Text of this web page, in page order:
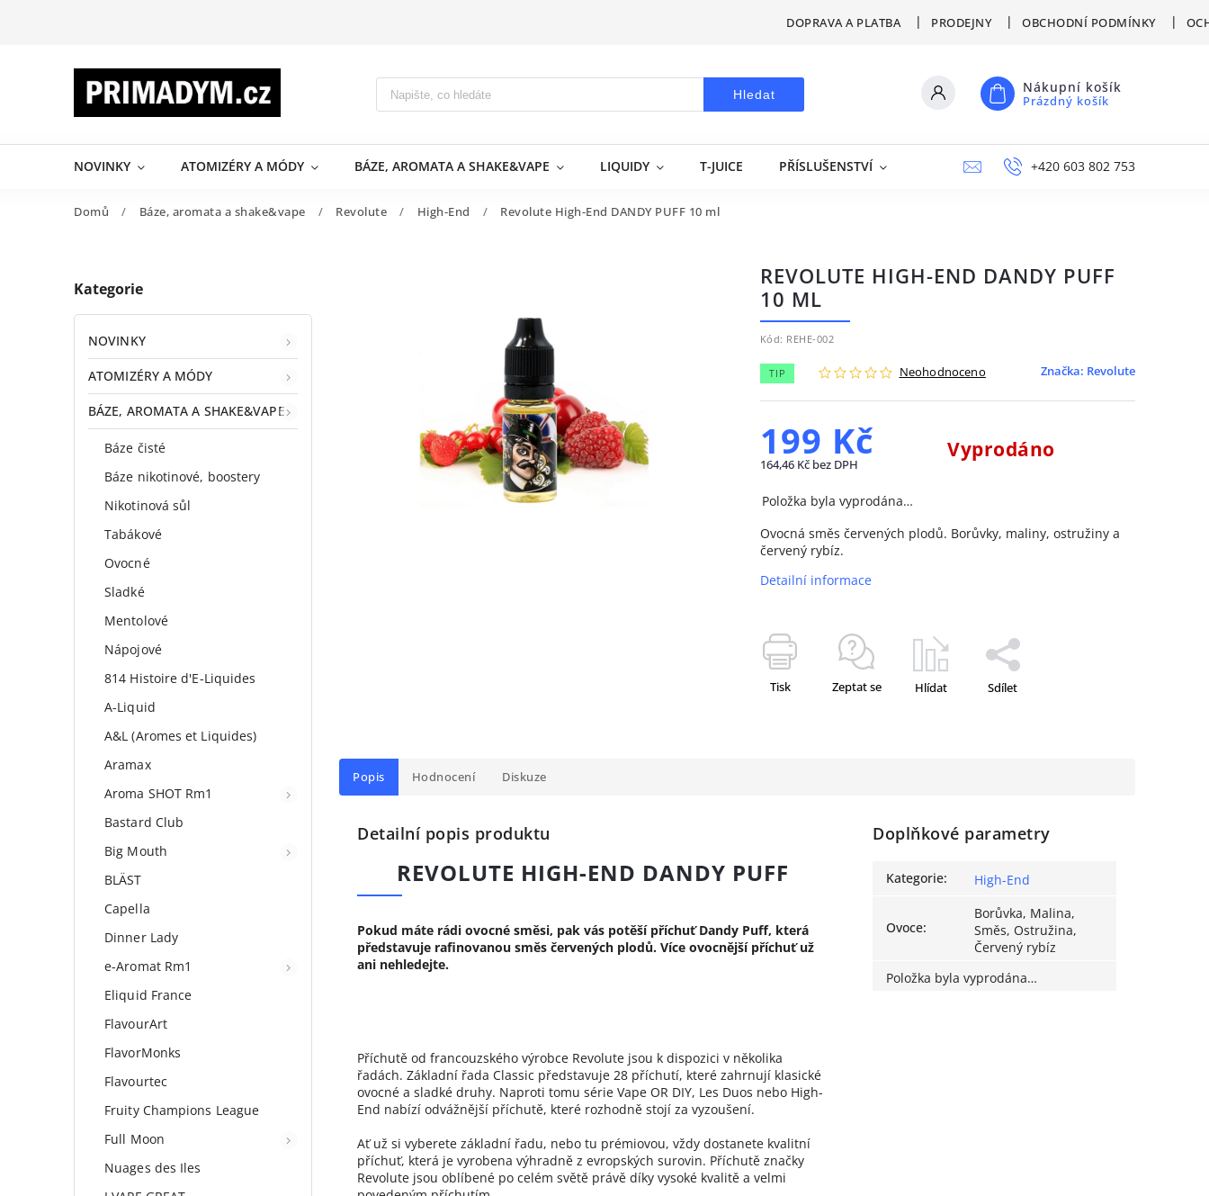
DOPRAVA A PLATBA PRODEJNY OBCHODNÍ PODMÍNKY
Hledat Nákupní košík
Prázdný košík
NOVINKY ATOMIZÉRY A MÓDY BÁZE, AROMATA A SHAKE&VAPE LIQUIDY T-JUICE PŘÍSLUŠENSTVÍ VÝPRODEJ NAPIŠTE NÁM
+420 603 802 753
Domů / Báze, aromata a shake&vape / Revolute / High-End / Revolute High-End DANDY PUFF 10 ml
Kategorie
NOVINKY
ATOMIZÉRY A MÓDY
BÁZE, AROMATA A SHAKE&VAPE
Báze čisté
Báze nikotinové, boostery
Nikotinová sůl
Tabákové
Ovocné
Sladké
Mentolové
Nápojové
814 Histoire d'E-Liquides
A-Liquid
A&L (Aromes et Liquides)
Aramax
Aroma SHOT Rm1
Bastard Club
Big Mouth
BLÄST
Capella
Dinner Lady
e-Aromat Rm1
Eliquid France
FlavourArt
FlavorMonks
Flavourtec
Fruity Champions League
Full Moon
Nuages des Iles
REVOLUTE HIGH-END DANDY PUFF
10 ML
Kód: REHE-002
TIP Neohodnoceno Značka: Revolute
199 Kč
164,46 Kč bez DPH
Vyprodáno
Položka byla vyprodána…
Ovocná směs červených plodů. Borůvky, maliny, ostružiny a
červený rybíz.
Detailní informace
Tisk Zeptat se Hlídat Sdílet
Popis Hodnocení Diskuze
Detailní popis produktu
REVOLUTE HIGH-END DANDY PUFF
Pokud máte rádi ovocné směsi, pak vás potěší příchuť Dandy Puff, která
představuje rafinovanou směs červených plodů. Více ovocnější příchuť už
ani nehledejte.
Příchutě od francouzského výrobce Revolute jsou k dispozici v několika
řadách. Základní řada Classic představuje 28 příchutí, které zahrnují klasické
ovocné a sladké druhy. Naproti tomu série Vape OR DIY, Les Duos nebo High-
End nabízí odvážnější příchutě, které rozhodně stojí za vyzoušení.
Ať už si vyberete základní řadu, nebo tu prémiovou, vždy dostanete kvalitní
příchuť, která je vyrobena výhradně z evropských surovin. Příchutě značky
Revolute jsou oblíbené po celém světě právě díky vysoké kvalitě a velmi
Doplňkové parametry
Kategorie: High-End
Ovoce:
Borůvka, Malina,
Směs, Ostružina,
Červený rybíz
Položka byla vyprodána…